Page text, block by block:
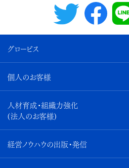
グロービス
個人のお客様
人材育成・組織力強化
(法人のお客様)
経営ノウハウの出版・発信